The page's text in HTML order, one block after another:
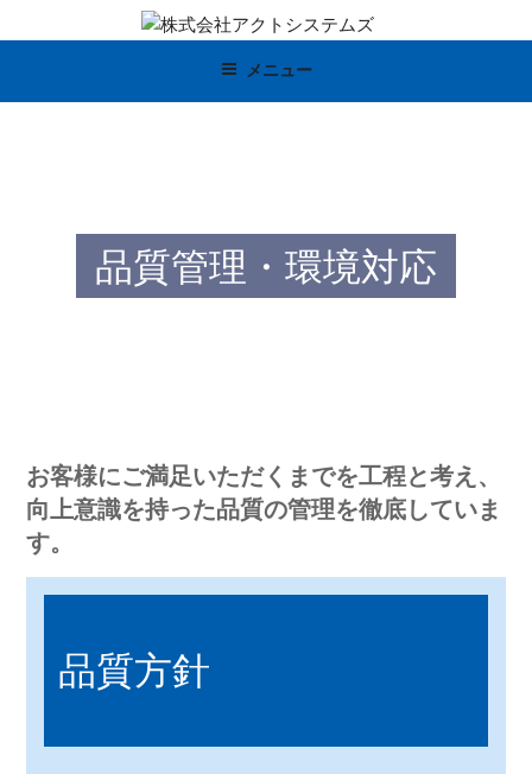
ン
ン
株式会社アクトシステムズ
メニュー
品質管理・環境対応
お客様にご満足いただくまでを工程と考え、
向上意識を持った品質の管理を徹底していま
す。
品質方針